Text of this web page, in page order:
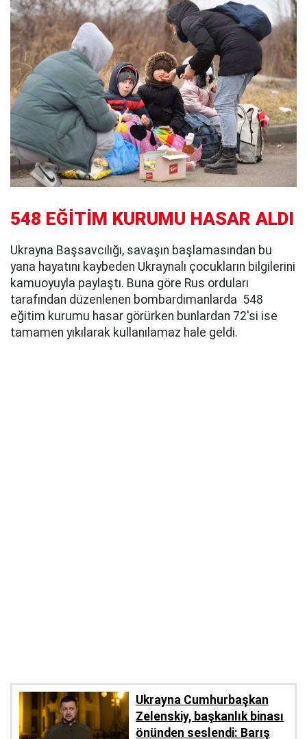
548 EĞİTİM KURUMU HASAR ALDI
Ukrayna Başsavcılığı, savaşın başlamasından bu
yana hayatını kaybeden Ukraynalı çocukların bilgilerini
kamuoyuyla paylaştı. Buna göre Rus orduları
tarafından düzenlenen bombardımanlarda 548
eğitim kurumu hasar görürken bunlardan 72'si ise
tamamen yıkılarak kullanılamaz hale geldi.
Ukrayna Cumhurbaşkan
Zelenskiy, başkanlık binası
önünden seslendi: Barış